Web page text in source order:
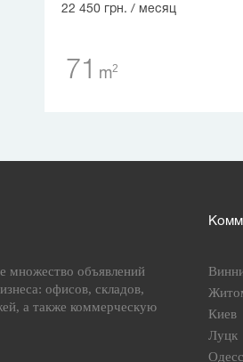
22 450 грн. / месяц
71 m2
множество объявлений
офисов, складов,
а также коммерческую
Киев
Луцк